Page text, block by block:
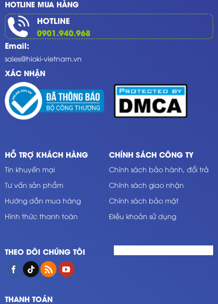
HOTLINE MUA HÀNG
HOTLINE
0901.940.968
Email:
sales@hioki-vietnam.vn
XÁC NHẬN
HỖ TRỢ KHÁCH HÀNG
Tin khuyến mại
Tư vấn sản phẩm
Hướng dẫn mua hàng
Hình thức thanh toán
CHÍNH SÁCH CÔNG TY
Chính sách bảo hành, đổi trả
Chính sách giao nhận
Chính sách bảo mật
Điều khoản sử dụng
THEO DÕI CHÚNG TÔI
THANH TOÁN